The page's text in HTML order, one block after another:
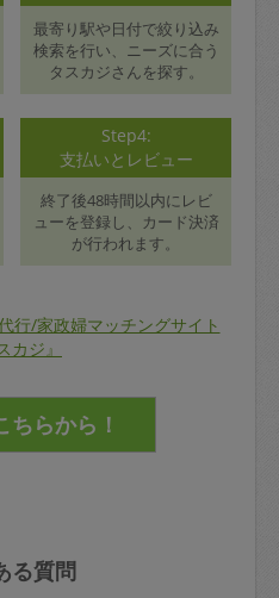
最寄り駅や日付で絞り込み
検索を行い、ニーズに合う
タスカジさんを探す。
Step4:
支払いとレビュー
終了後48時間以内にレビ
ューを登録し、カード決済
が行われます。
行/家政婦マッチングサイト
カジ』
る質問